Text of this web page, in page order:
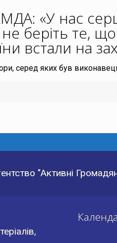
«У нас
беріть те,
встали на
серед яких був
"Активні